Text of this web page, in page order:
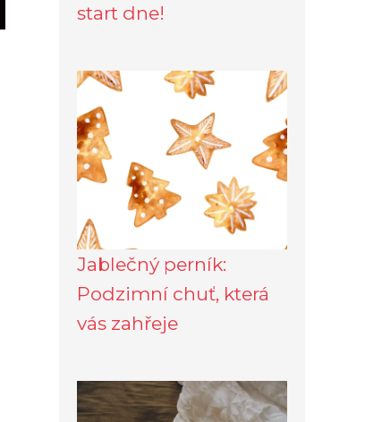
start dne!
Jablečný perník:
Podzimní chuť, která
vás zahřeje